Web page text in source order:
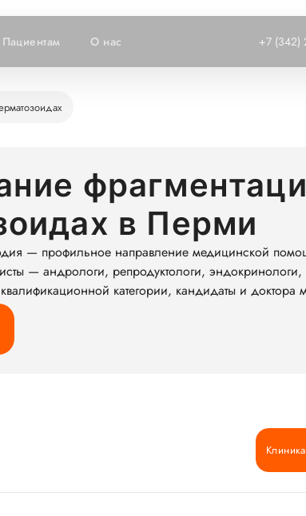
Пациентам О нас +7 (342)
в Перми
— профильное направление медицинской
— андрологи, репродуктологи, эндокринологи,
категории, кандидаты и доктора